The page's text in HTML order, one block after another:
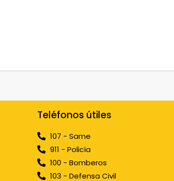
Teléfonos útiles
107 - Same
911 - Policía
100 - Bomberos
103 - Defensa Civil